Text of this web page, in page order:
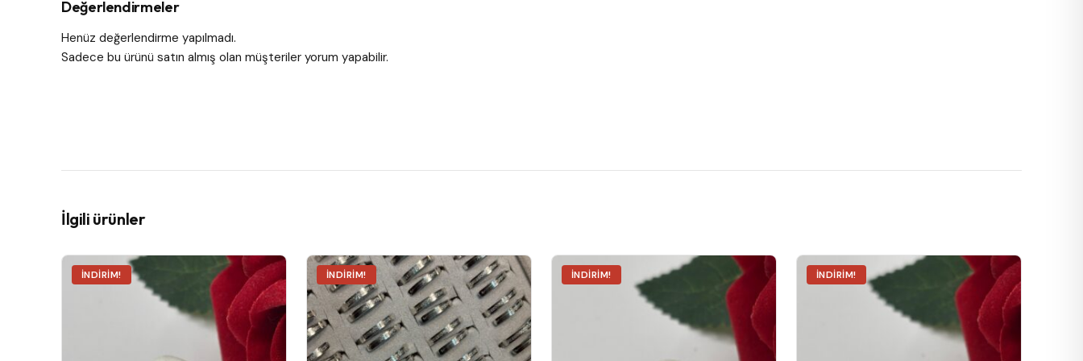
Değerlendirmeler
Henüz değerlendirme yapılmadı.
Sadece bu ürünü satın almış olan müşteriler yorum yapabilir.
İlgili ürünler
İNDIRIM! İNDIRIM! İNDIRIM! İNDIRIM!